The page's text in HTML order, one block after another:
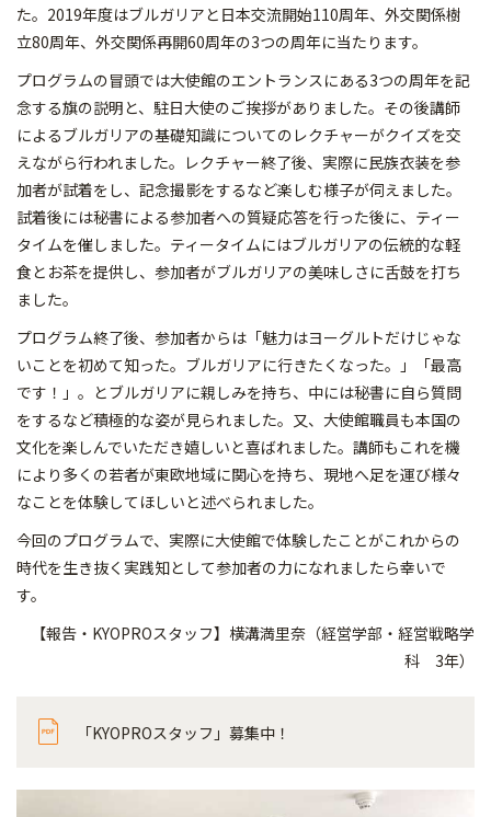
た。2019年度はブルガリアと日本交流開始110周年、外交関係樹
立80周年、外交関係再開60周年の3つの周年に当たります。
プログラムの冒頭では大使館のエントランスにある3つの周年を記
念する旗の説明と、駐日大使のご挨拶がありました。その後講師
によるブルガリアの基礎知識についてのレクチャーがクイズを交
えながら行われました。レクチャー終了後、実際に民族衣装を参
加者が試着をし、記念撮影をするなど楽しむ様子が伺えました。
試着後には秘書による参加者への質疑応答を行った後に、ティー
タイムを催しました。ティータイムにはブルガリアの伝統的な軽
食とお茶を提供し、参加者がブルガリアの美味しさに舌鼓を打ち
ました。
プログラム終了後、参加者からは「魅力はヨーグルトだけじゃな
いことを初めて知った。ブルガリアに行きたくなった。」「最高
です！」。とブルガリアに親しみを持ち、中には秘書に自ら質問
をするなど積極的な姿が見られました。又、大使館職員も本国の
文化を楽しんでいただき嬉しいと喜ばれました。講師もこれを機
により多くの若者が東欧地域に関心を持ち、現地へ足を運び様々
なことを体験してほしいと述べられました。
今回のプログラムで、実際に大使館で体験したことがこれからの
時代を生き抜く実践知として参加者の力になれましたら幸いで
す。
【報告・KYOPROスタッフ】横溝満里奈（経営学部・経営戦略学
科 3年）
「KYOPROスタッフ」募集中！